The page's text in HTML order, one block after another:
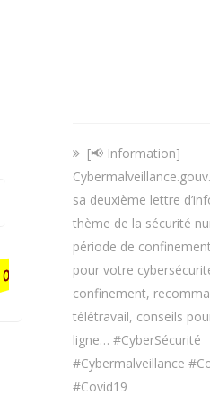
[📢 Information]
sa deuxième lettre
thème de la sécurité
période de
pour votre
confinement,
télétravail, conseils
ligne… #CyberSécurité
#Cybermalveillance
#Covid19